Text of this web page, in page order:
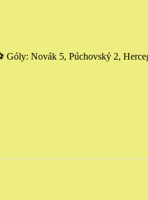
Góly: Novák 5, Púchovský 2,